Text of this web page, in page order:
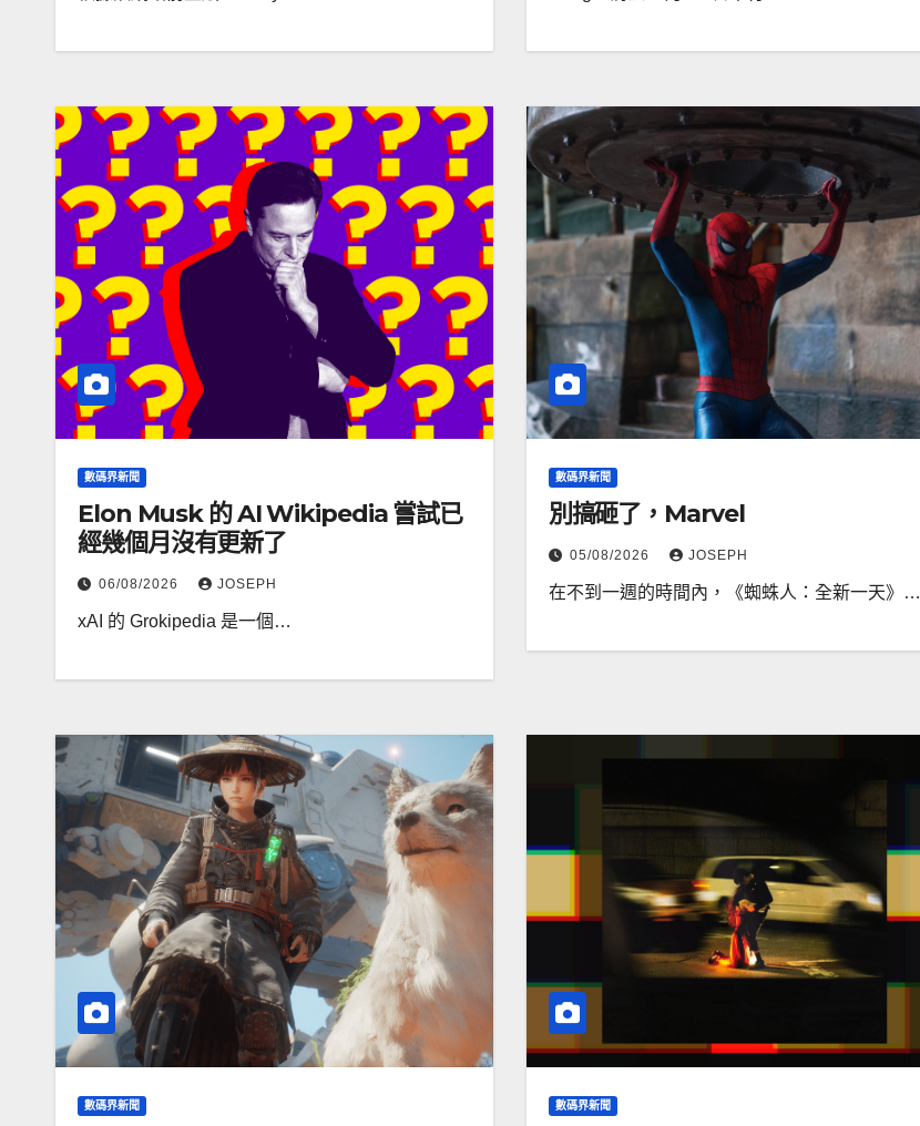
數碼界新聞
Elon Musk 的 AI Wikipedia 嘗試已
經幾個月沒有更新了
06/08/2026 JOSEPH
xAI 的 Grokipedia 是一個…
數碼界新聞
別搞砸了，Marvel
05/08/2026 JOSEPH
在不到一週的時間內，《蜘蛛人：全新一天》…
數碼界新聞 數碼界新聞